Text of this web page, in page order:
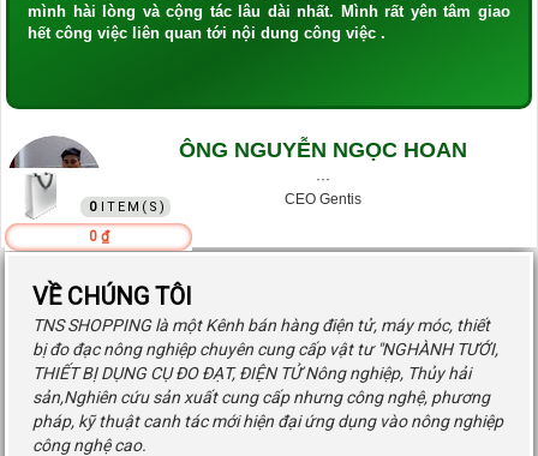
0
0 ₫
mình hài lòng và cộng tác lâu dài nhất. Mình rất yên tâm giao
hết công việc liên quan tới nội dung công việc .
ÔNG NGUYỄN NGỌC HOAN
···
CEO Gentis
VỀ CHÚNG TÔI
TNS SHOPPING là một Kênh bán hàng điện tử, máy móc, thiết
bị đo đạc nông nghiệp chuyên cung cấp vật tư "NGHÀNH TƯỚI,
THIẾT BỊ DỤNG CỤ ĐO ĐẠT, ĐIỆN TỬ Nông nghiệp, Thủy hải
sản,Nghiên cứu sản xuất cung cấp nhưng công nghệ, phương
pháp, kỹ thuật canh tác mới hiện đại ứng dụng vào nông nghiệp
công nghệ cao.